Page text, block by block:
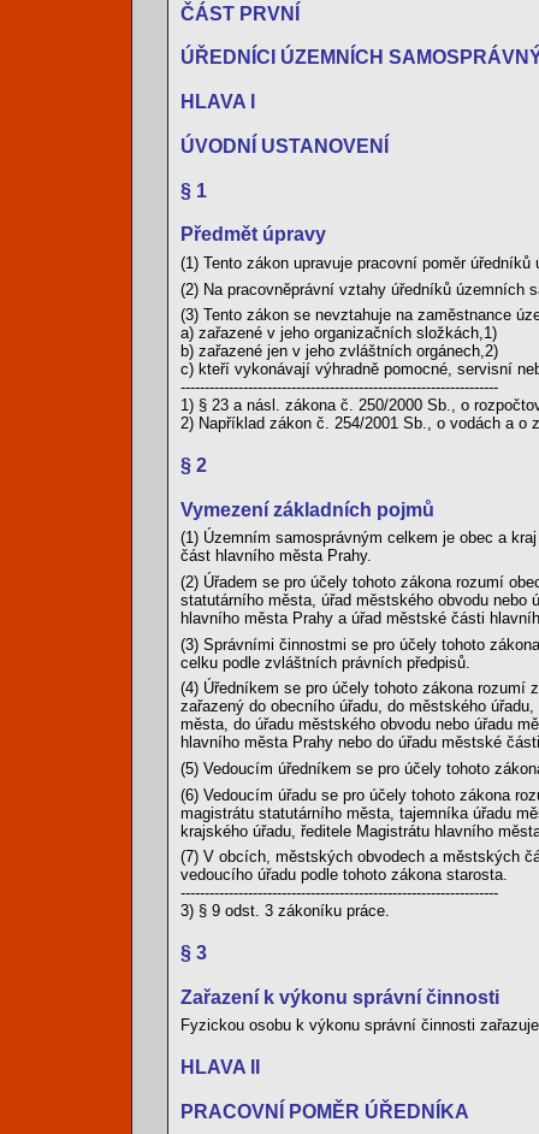
ČÁST PRVNÍ
ÚŘEDNÍCI ÚZEMNÍCH
HLAVA I
ÚVODNÍ USTANOVENÍ
§ 1
Předmět úpravy
(1) Tento zákon upravuje pracovní poměr
(2) Na pracovněprávní vztahy úředníků územních
(3) Tento zákon se nevztahuje na zaměstnance
a) zařazené v jeho organizačních složkách,1)
b) zařazené jen v jeho zvláštních orgánech,2)
c) kteří vykonávají výhradně pomocné, servisní
------------------------------------------------------------------
1) § 23 a násl. zákona č. 250/2000 Sb., o
2) Například zákon č. 254/2001 Sb., o vodách a
§ 2
Vymezení základních pojmů
(1) Územním samosprávným celkem je obec a
část hlavního města Prahy.
(2) Úřadem se pro účely tohoto zákona rozumí
statutárního města, úřad městského obvodu
hlavního města Prahy a úřad městské části
(3) Správními činnostmi se pro účely tohoto
celku podle zvláštních právních předpisů.
(4) Úředníkem se pro účely tohoto zákona
zařazený do obecního úřadu, do městského
města, do úřadu městského obvodu nebo úřadu
hlavního města Prahy nebo do úřadu městské
(5) Vedoucím úředníkem se pro účely tohoto
(6) Vedoucím úřadu se pro účely tohoto zákona
magistrátu statutárního města, tajemníka úřadu
krajského úřadu, ředitele Magistrátu hlavního
(7) V obcích, městských obvodech a městských
vedoucího úřadu podle tohoto zákona starosta.
------------------------------------------------------------------
3) § 9 odst. 3 zákoníku práce.
§ 3
Zařazení k výkonu správní činnosti
Fyzickou osobu k výkonu správní činnosti
HLAVA II
PRACOVNÍ POMĚR ÚŘEDNÍKA